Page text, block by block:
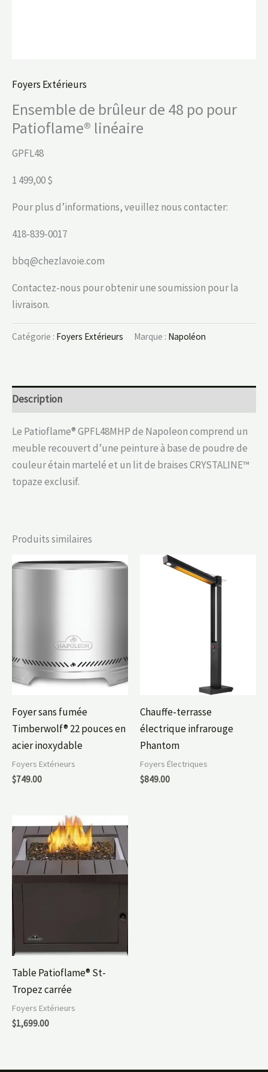
Foyers Extérieurs
Ensemble de brûleur de 48 po pour
Patioflame® linéaire
GPFL48
1 499,00 $
Pour plus d’informations, veuillez nous contacter:
418-839-0017
bbq@chezlavoie.com
Contactez-nous pour obtenir une soumission pour la
livraison.
Catégorie : Foyers Extérieurs Marque : Napoléon
Description
Le Patioflame® GPFL48MHP de Napoleon comprend un
meuble recouvert d’une peinture à base de poudre de
couleur étain martelé et un lit de braises CRYSTALINE™
topaze exclusif.
Produits similaires
Foyer sans fumée
Timberwolf® 22 pouces en
acier inoxydable
Foyers Extérieurs
$749.00
Chauffe-terrasse
électrique infrarouge
Phantom
Foyers Électriques
$849.00
Table Patioflame® St-
Tropez carrée
Foyers Extérieurs
$1,699.00